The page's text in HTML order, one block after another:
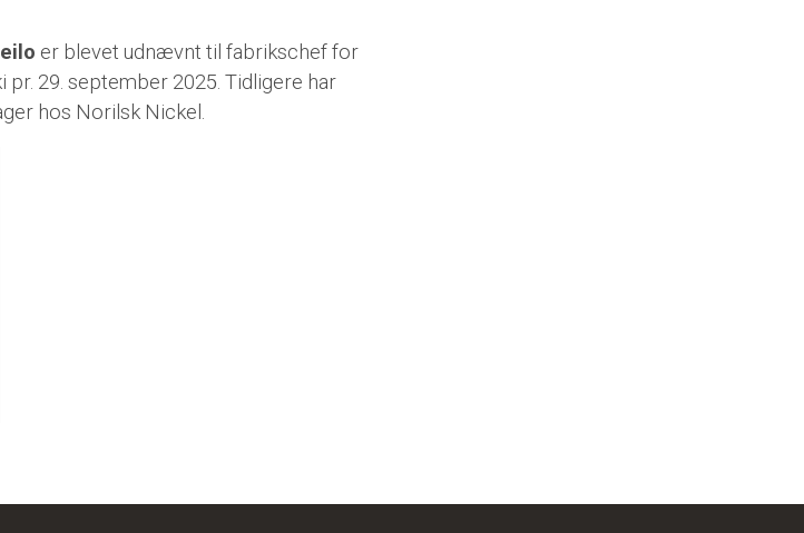
er blevet udnævnt til fabrikschef for
pr. 29. september 2025. Tidligere har
hos Norilsk Nickel.